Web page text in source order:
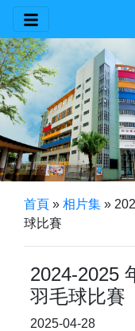
首頁 » 相片集 »
球比賽
2024-2025
羽毛球比賽
2025-04-28